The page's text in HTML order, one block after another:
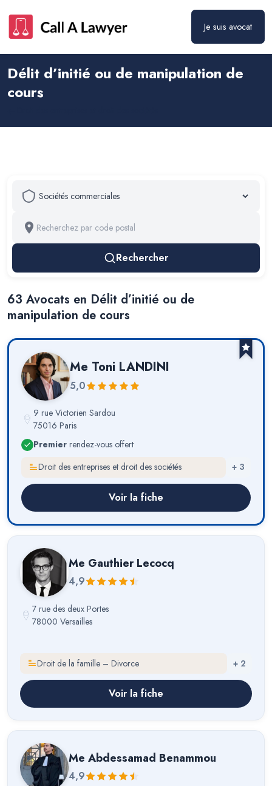
Je suis avocat
Délit d’initié ou de manipulation de
cours
Rechercher
63 Avocats en Délit d’initié ou de
manipulation de cours
Me Toni LANDINI
5,0
9 rue Victorien Sardou
75016 Paris
Premier rendez-vous offert
Droit des entreprises et droit des sociétés
+ 3
Voir la fiche
Me Gauthier Lecocq
4,9
7 rue des deux Portes
78000 Versailles
Droit de la famille – Divorce + 2
Voir la fiche
Me Abdessamad Benammou
4,9